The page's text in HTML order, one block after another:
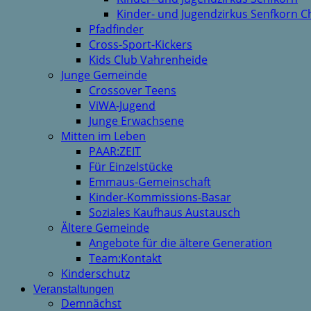
Kinder- und Jugendzirkus Senfkorn
Pfadfinder
Cross-Sport-Kickers
Kids Club Vahrenheide
Junge Gemeinde
Crossover Teens
ViWA-Jugend
Junge Erwachsene
Mitten im Leben
PAAR:ZEIT
Für Einzelstücke
Emmaus-Gemeinschaft
Kinder-Kommissions-Basar
Soziales Kaufhaus Austausch
Ältere Gemeinde
Angebote für die ältere Generation
Team:Kontakt
Kinderschutz
Veranstaltungen
Demnächst